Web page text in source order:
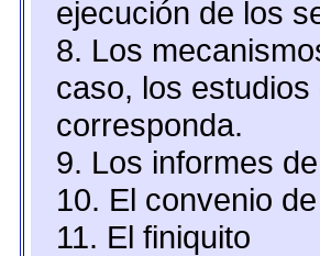
ejecución de los
8. Los
caso, los
corresponda.
9. Los informes
10. El convenio
11. El finiquito